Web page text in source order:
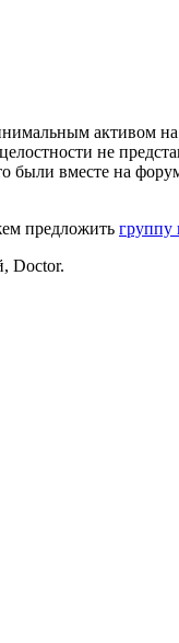
активом
не
были вместе на
предложить группу
Doctor.